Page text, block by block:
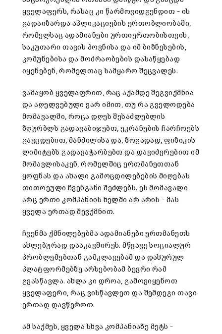
ყველაფერს, რასაც კი წარმოვიდგენდით – ის
გადაიზარდა აპლიკაციების ერთობლიობაში,
რომელსაც ადამიანები ურთიერთობისთვის,
საკუთარი თავის პოვნისა და იმ ბიზნესების,
კომუნებისა და მოძრაობების დასაწყებად
იყენებენ, რომელთაც სამყარო შეცვალეს.
ვამაყობ ყველაფრით, რაც აქამდე შეგვიქმნია
და აღელვებული ვარ იმით, თუ რა გველოდება
მომავალში, როცა დღეს შესაძლებლის
ზღურბლს გადავაბიჯებთ, ეკრანების ჩარჩოებს
გავცდებით, მანძილისა და, ზოგადად, ფიზიკის
ლიმიტებს გადავაჭარბებთ და დავიძვრებით იმ
მომავლისაკენ, რომელშიც ერთმანეთთან
ყოფნას და ახალი გამოცდილებების მიღებას
თითოეული ჩვენგანი შეძლებს. ეს მომავალი
არც ერთი კომპანიის ხელში არ არის – მას
ყველა ერთად შევქმნით.
ჩვენმა ქმნილებებმა ადამიანები ერთმანეთს
ახლებურად დააკავშირეს. მწვავე სოციალურ
პრობლემებთან გამკლავებამ და დახურულ
პლატფორმებზე არსებობამ ბევრი რამ
გვასწავლა. ახლა კი დროა, გამოვიყენოთ
ყველაფერი, რაც ვისწავლეთ და შემდეგი თავი
ერთად დავწეროთ.
ამ საქმეს, ყველა სხვა კომპანიაზე მეტს –